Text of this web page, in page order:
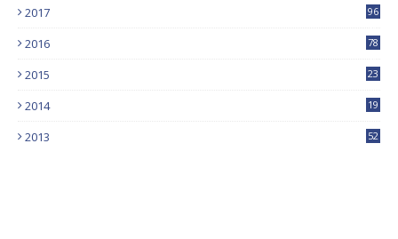
2017
96
2016
78
2015 23
2014 19
2013 52